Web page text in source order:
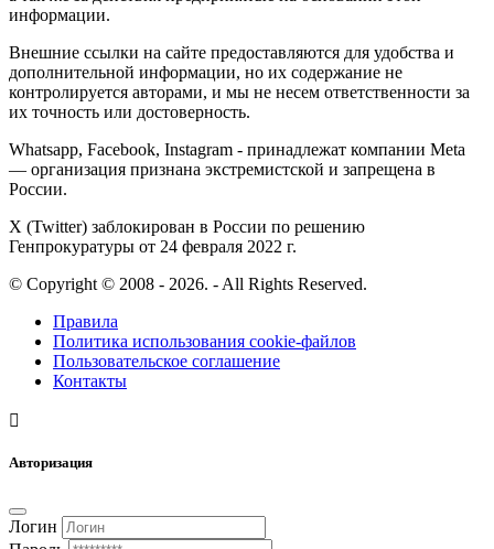
информации.
Внешние ссылки на сайте предоставляются для удобства и
дополнительной информации, но их содержание не
контролируется авторами, и мы не несем ответственности за
их точность или достоверность.
Whatsapp, Facebook, Instagram - принадлежат компании Meta
— организация признана экстремистской и запрещена в
России.
X (Twitter) заблокирован в России по решению
Генпрокуратуры от 24 февраля 2022 г.
© Copyright © 2008 - 2026. - All Rights Reserved.
Правила
Политика использования cookie-файлов
Пользовательское соглашение
Контакты
Авторизация
Логин